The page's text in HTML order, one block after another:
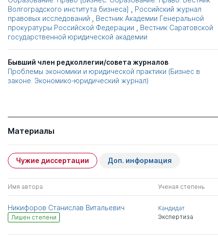
Волгоградского института бизнеса]
Российский журнал
правовых исследований
Вестник Академии Генеральной
прокуратуры Российской Федерации
Вестник Саратовской
государственной юридической академии
Бывший член редколлегии/совета журналов
Проблемы экономики и юридической практики (Бизнес в
законе. Экономико-юридический журнал)
Материалы
Чужие диссертации Доп. информация
Имя автора Ученая степень
Никифоров Станислав Витальевич
Лишен степени
Кандидат
Экспертиза